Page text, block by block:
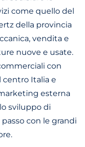
come quello del
della provincia
vendita e
nuove e usate.
con
Italia e
esterna
sviluppo di
con le grandi